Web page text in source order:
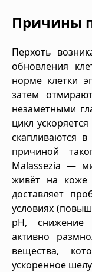
Причины
Перхоть
обновления
норме клетки
затем
незаметными
цикл
скапливаются
причиной
Malassezia —
живёт на коже
доставляет
условиях
pH, снижение
активно
вещества,
ускоренное